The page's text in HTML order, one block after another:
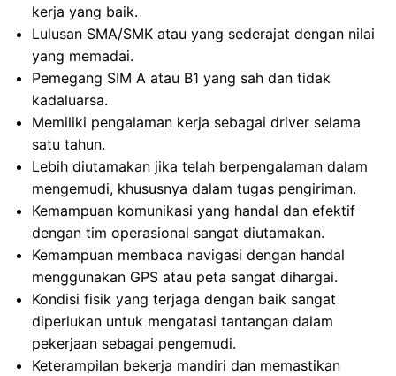
kerja yang baik.
Lulusan SMA/SMK atau yang sederajat dengan nilai
yang memadai.
Pemegang SIM A atau B1 yang sah dan tidak
kadaluarsa.
Memiliki pengalaman kerja sebagai driver selama
satu tahun.
Lebih diutamakan jika telah berpengalaman dalam
mengemudi, khususnya dalam tugas pengiriman.
Kemampuan komunikasi yang handal dan efektif
dengan tim operasional sangat diutamakan.
Kemampuan membaca navigasi dengan handal
menggunakan GPS atau peta sangat dihargai.
Kondisi fisik yang terjaga dengan baik sangat
diperlukan untuk mengatasi tantangan dalam
pekerjaan sebagai pengemudi.
Keterampilan bekerja mandiri dan memastikan